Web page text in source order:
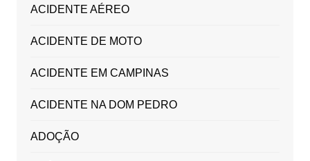
ACIDENTE AÉREO
ACIDENTE DE MOTO
ACIDENTE EM CAMPINAS
ACIDENTE NA DOM PEDRO
ADOÇÃO